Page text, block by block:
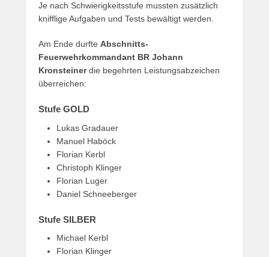
Je nach Schwierigkeitsstufe mussten zusätzlich
knifflige Aufgaben und Tests bewältigt werden.
Am Ende durfte Abschnitts-
Feuerwehrkommandant BR Johann
Kronsteinerdie begehrten Leistungsabzeichen
überreichen:
Stufe GOLD
Lukas Gradauer
Manuel Haböck
Florian Kerbl
Christoph Klinger
Florian Luger
Daniel Schneeberger
Stufe SILBER
Michael Kerbl
Florian Klinger